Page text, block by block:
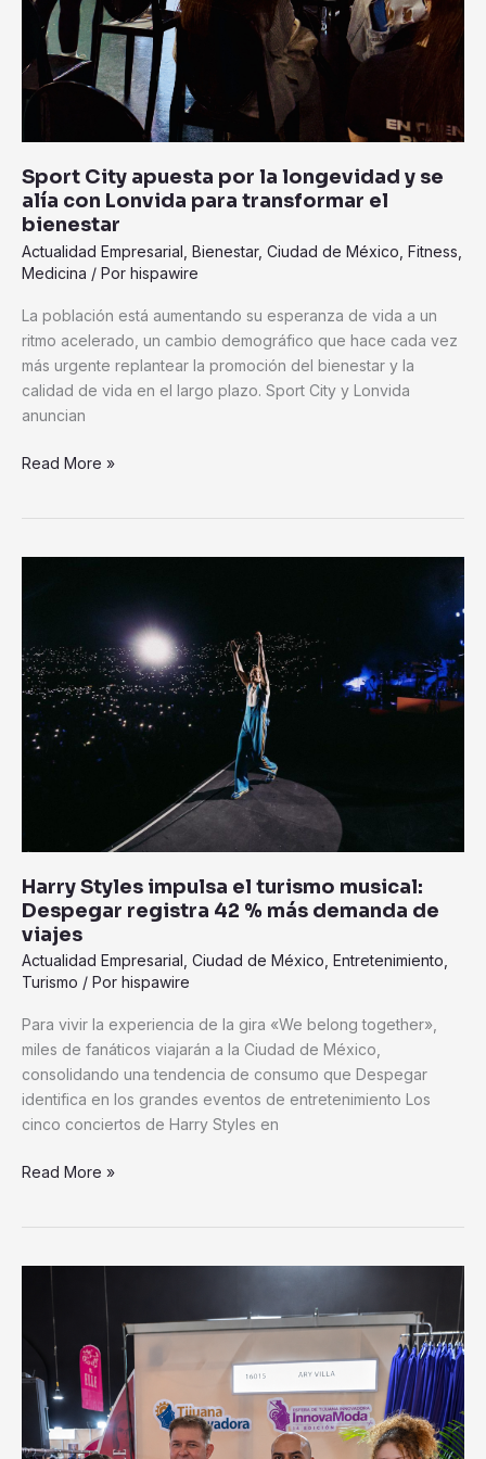
Sport City apuesta por la longevidad y se
alía con Lonvida para transformar el
bienestar
Actualidad Empresarial Bienestar Ciudad de México Fitness
Medicina/ Porhispawire
La población está aumentando su esperanza de vida a un
ritmo acelerado, un cambio demográfico que hace cada vez
más urgente replantear la promoción del bienestar y la
calidad de vida en el largo plazo. Sport City y Lonvida
anuncian
Read More »
Harry Styles impulsa el turismo musical:
Despegar registra 42 % más demanda de
viajes
Actualidad Empresarial Ciudad de México Entretenimiento
Turismo/ Porhispawire
Para vivir la experiencia de la gira «We belong together»,
miles de fanáticos viajarán a la Ciudad de México,
consolidando una tendencia de consumo que Despegar
identifica en los grandes eventos de entretenimiento Los
cinco conciertos de Harry Styles en
Harry
turismo
musical:
Despegar
registra
%
de
viajes
Read More »
Alianza
Tijuana
Innovadora
Intermoda
impulsa